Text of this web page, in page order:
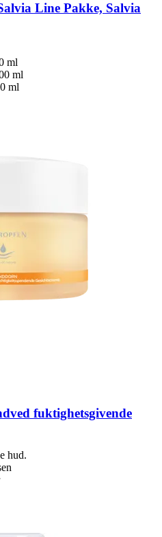
Line Pakke, Salvia
ml
ml
ml
fuktighetsgivende
hud.